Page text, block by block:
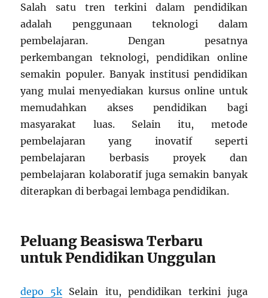
Salah satu tren terkini dalam pendidikan
adalah penggunaan teknologi dalam
pembelajaran. Dengan pesatnya
perkembangan teknologi, pendidikan online
semakin populer. Banyak institusi pendidikan
yang mulai menyediakan kursus online untuk
memudahkan akses pendidikan bagi
masyarakat luas. Selain itu, metode
pembelajaran yang inovatif seperti
pembelajaran berbasis proyek dan
pembelajaran kolaboratif juga semakin banyak
diterapkan di berbagai lembaga pendidikan.
Peluang Beasiswa Terbaru
untuk Pendidikan Unggulan
depo 5k Selain itu, pendidikan terkini juga